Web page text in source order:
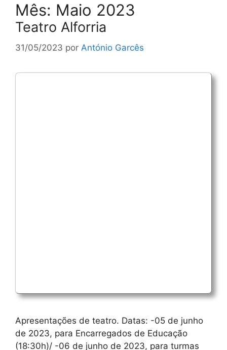
Mês: Maio 2023
Teatro Alforria
31/05/2023 por António Garcês
Apresentações de teatro. Datas: -05 de junho
de 2023, para Encarregados de Educação
(18:30h)/ -06 de junho de 2023, para turmas